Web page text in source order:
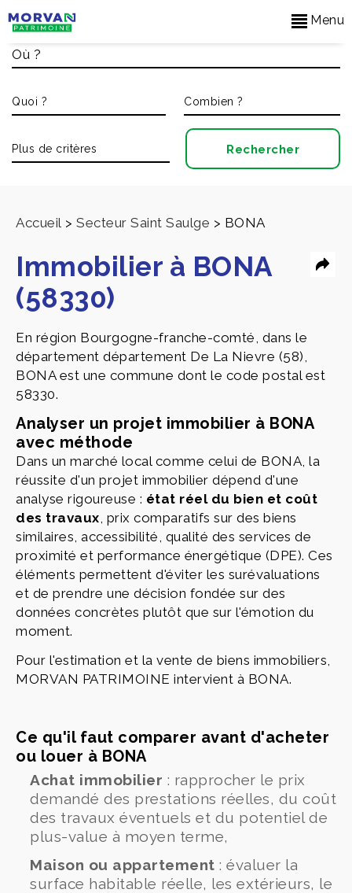
Menu
Accueil > Secteur Saint Saulge > BONA
Immobilier à BONA
(58330)
En région Bourgogne-franche-comté, dans le
département département De La Nievre (58),
BONA est une commune dont le code postal est
58330.
Analyser un projet immobilier à BONA
avec méthode
Dans un marché local comme celui de BONA, la
réussite d'un projet immobilier dépend d'une
analyse rigoureuse : état réel du bien et coût
des travaux, prix comparatifs sur des biens
similaires, accessibilité, qualité des services de
proximité et performance énergétique (DPE). Ces
éléments permettent d'éviter les surévaluations
et de prendre une décision fondée sur des
données concrètes plutôt que sur l'émotion du
moment.
Pour l'estimation et la vente de biens immobiliers,
MORVAN PATRIMOINE intervient à BONA.
Ce qu'il faut comparer avant d'acheter
ou louer à BONA
Achat immobilier : rapprocher le prix
demandé des prestations réelles, du coût
des travaux éventuels et du potentiel de
plus-value à moyen terme,
Maison ou appartement : évaluer la
surface habitable réelle, les extérieurs, le